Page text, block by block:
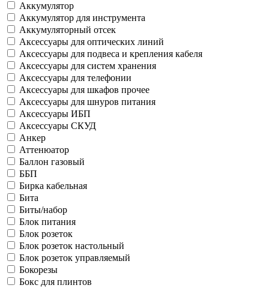
Аккумулятор
Аккумулятор для инструмента
Аккумуляторный отсек
Аксессуары для оптических линий
Аксессуары для подвеса и крепления кабеля
Аксессуары для систем хранения
Аксессуары для телефонии
Аксессуары для шкафов прочее
Аксессуары для шнуров питания
Аксессуары ИБП
Аксессуары СКУД
Анкер
Аттенюатор
Баллон газовый
ББП
Бирка кабельная
Бита
Биты/набор
Блок питания
Блок розеток
Блок розеток настольный
Блок розеток управляемый
Бокорезы
Бокс для плинтов